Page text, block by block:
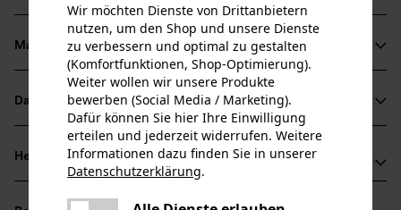
Extrem leistungsfähige Vollmeißelzähne
Markierung des Schärfwinkels auf den Zahndächern für
korrektes Schärfen
Produktdetails
Aktivitätstyp
Altersgruppe
Erwachsener
Material & Pflege
Material
Hauptmaterial
Datenblätter
Produktsicherheitsdatenblatt (PDF)
Herstellerinformationen
Wir möchten Dienste von Drittanbietern
nutzen, um den Shop und unsere Dienste
zu verbessern und optimal zu gestalten
(Komfortfunktionen, Shop-Optimierung).
Weiter wollen wir unsere Produkte
bewerben (Social Media / Marketing).
Dafür können Sie hier Ihre Einwilligung
erteilen und jederzeit widerrufen. Weitere
Informationen dazu finden Sie in unserer
Datenschutzerklärung.
Es ist ein Fehler aufgetreten. Bitte